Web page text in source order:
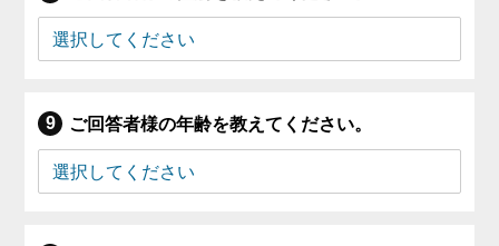
ご回答者様の年齢を教えてください。